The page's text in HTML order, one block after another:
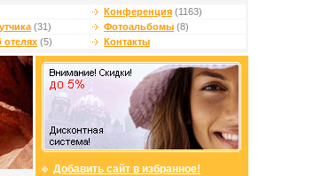
Конференция (1163)
(31) Фотоальбомы (8)
(5) Контакты
Добавить сайт в избранное!